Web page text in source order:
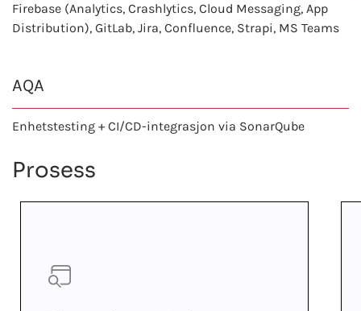
Firebase (Analytics, Crashlytics, Cloud Messaging, App
Distribution), GitLab, Jira, Confluence, Strapi, MS Teams
AQA
Enhetstesting + CI/CD-integrasjon via SonarQube
Prosess